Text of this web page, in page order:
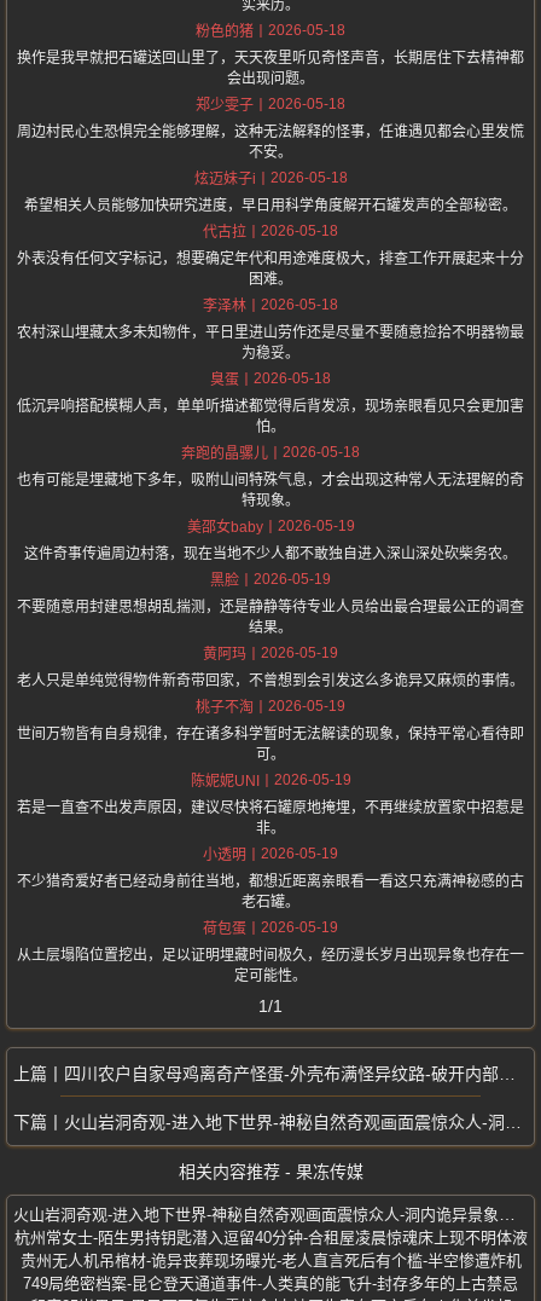
实来历。
粉色的猪
2026-05-18
换作是我早就把石罐送回山里了，天天夜里听见奇怪声音，长期居住下去精神都
会出现问题。
郑少雯子
2026-05-18
周边村民心生恐惧完全能够理解，这种无法解释的怪事，任谁遇见都会心里发慌
不安。
炫迈妹子i
2026-05-18
希望相关人员能够加快研究进度，早日用科学角度解开石罐发声的全部秘密。
代古拉
2026-05-18
外表没有任何文字标记，想要确定年代和用途难度极大，排查工作开展起来十分
困难。
李泽林
2026-05-18
农村深山埋藏太多未知物件，平日里进山劳作还是尽量不要随意捡拾不明器物最
为稳妥。
臭蛋
2026-05-18
低沉异响搭配模糊人声，单单听描述都觉得后背发凉，现场亲眼看见只会更加害
怕。
奔跑的晶骡儿
2026-05-18
也有可能是埋藏地下多年，吸附山间特殊气息，才会出现这种常人无法理解的奇
特现象。
美邵女baby
2026-05-19
这件奇事传遍周边村落，现在当地不少人都不敢独自进入深山深处砍柴务农。
黑脸
2026-05-19
不要随意用封建思想胡乱揣测，还是静静等待专业人员给出最合理最公正的调查
结果。
黄阿玛
2026-05-19
老人只是单纯觉得物件新奇带回家，不曾想到会引发这么多诡异又麻烦的事情。
桃子不淘
2026-05-19
世间万物皆有自身规律，存在诸多科学暂时无法解读的现象，保持平常心看待即
可。
陈妮妮UNI
2026-05-19
若是一直查不出发声原因，建议尽快将石罐原地掩埋，不再继续放置家中招惹是
非。
小透明
2026-05-19
不少猎奇爱好者已经动身前往当地，都想近距离亲眼看一看这只充满神秘感的古
老石罐。
荷包蛋
2026-05-19
从土层塌陷位置挖出，足以证明埋藏时间极久，经历漫长岁月出现异象也存在一
定可能性。
1/1
四川农户自家母鸡离奇产怪蛋-外壳布满怪异纹路-破开内部无蛋黄引发热议
火山岩洞奇观-进入地下世界-神秘自然奇观画面震惊众人-洞内诡异景象曝光
相关内容推荐 - 果冻传媒
杭州常女士-陌生男持钥匙潜入逗留40分钟-合租屋凌晨惊魂床上现不明体液
贵州无人机吊棺材-诡异丧葬现场曝光-老人直言死后有个槛-半空惨遭炸机
749局绝密档案-昆仑登天通道事件-人类真的能飞升-封存多年的上古禁忌